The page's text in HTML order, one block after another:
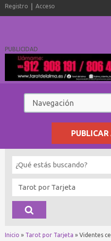
Registro Acceso
PUBLICIDAD
Inicio » Tarot por Tarjeta » Videntes